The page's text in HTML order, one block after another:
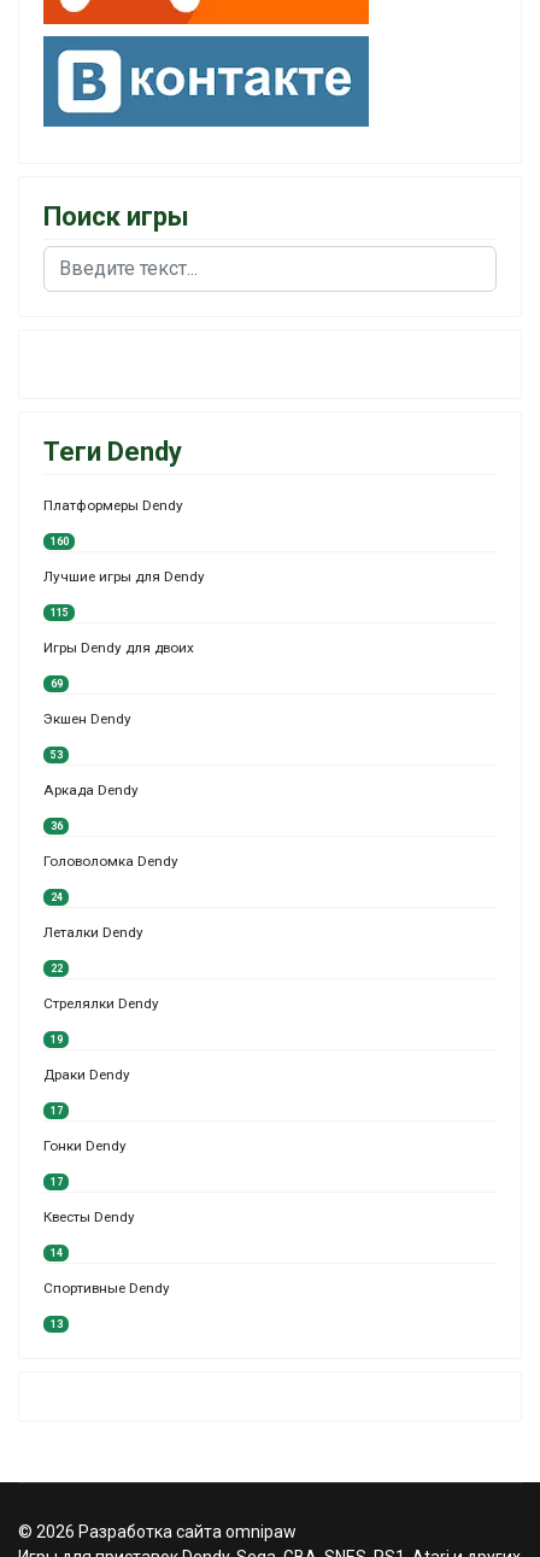
Поиск игры
Поиск
Теги Dendy
Платформеры Dendy
160
Лучшие игры для Dendy
115
Игры Dendy для двоих
69
Экшен Dendy
53
Аркада Dendy
36
Головоломка Dendy
24
Леталки Dendy
22
Стрелялки Dendy
19
Драки Dendy
17
Гонки Dendy
17
Квесты Dendy
14
Спортивные Dendy
13
© 2026 Разработка сайта omnipaw